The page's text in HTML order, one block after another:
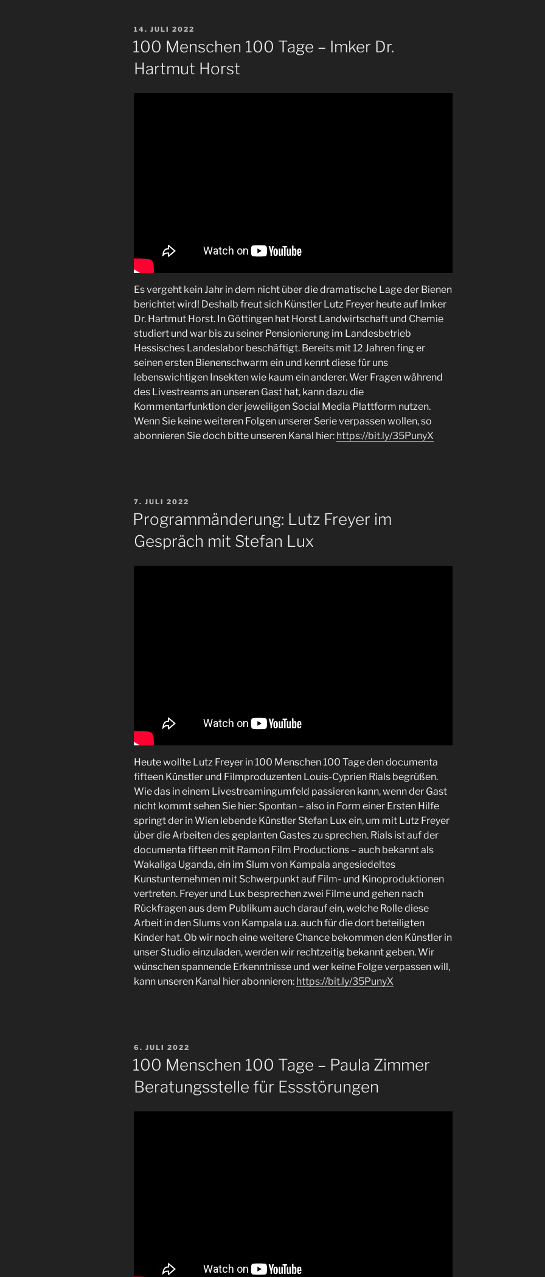
VERÖFFENTLICHT
14. JULI 2022
100 Menschen 100 Tage – Imker Dr.
Hartmut Horst
Es vergeht kein Jahr in dem nicht über die dramatische Lage der Bienen
berichtet wird! Deshalb freut sich Künstler Lutz Freyer heute auf Imker
Dr. Hartmut Horst. In Göttingen hat Horst Landwirtschaft und Chemie
studiert und war bis zu seiner Pensionierung im Landesbetrieb
Hessisches Landeslabor beschäftigt. Bereits mit 12 Jahren fing er
seinen ersten Bienenschwarm ein und kennt diese für uns
lebenswichtigen Insekten wie kaum ein anderer. Wer Fragen während
des Livestreams an unseren Gast hat, kann dazu die
Kommentarfunktion der jeweiligen Social Media Plattform nutzen.
Wenn Sie keine weiteren Folgen unserer Serie verpassen wollen, so
abonnieren Sie doch bitte unseren Kanal hier: https://bit.ly/35PunyX
VERÖFFENTLICHT
AM
7. JULI 2022
Programmänderung: Lutz Freyer im
Gespräch mit Stefan Lux
Heute wollte Lutz Freyer in 100 Menschen 100 Tage den documenta
fifteen Künstler und Filmproduzenten Louis-Cyprien Rials begrüßen.
Wie das in einem Livestreamingumfeld passieren kann, wenn der Gast
nicht kommt sehen Sie hier: Spontan – also in Form einer Ersten Hilfe
springt der in Wien lebende Künstler Stefan Lux ein, um mit Lutz Freyer
über die Arbeiten des geplanten Gastes zu sprechen. Rials ist auf der
documenta fifteen mit Ramon Film Productions – auch bekannt als
Wakaliga Uganda, ein im Slum von Kampala angesiedeltes
Kunstunternehmen mit Schwerpunkt auf Film- und Kinoproduktionen
vertreten. Freyer und Lux besprechen zwei Filme und gehen nach
Rückfragen aus dem Publikum auch darauf ein, welche Rolle diese
Arbeit in den Slums von Kampala u.a. auch für die dort beteiligten
Kinder hat. Ob wir noch eine weitere Chance bekommen den Künstler in
unser Studio einzuladen, werden wir rechtzeitig bekannt geben. Wir
wünschen spannende Erkenntnisse und wer keine Folge verpassen will,
kann unseren Kanal hier abonnieren: https://bit.ly/35PunyX
VERÖFFENTLICHT
AM
6. JULI 2022
100 Menschen 100 Tage – Paula Zimmer
Beratungsstelle für Essstörungen